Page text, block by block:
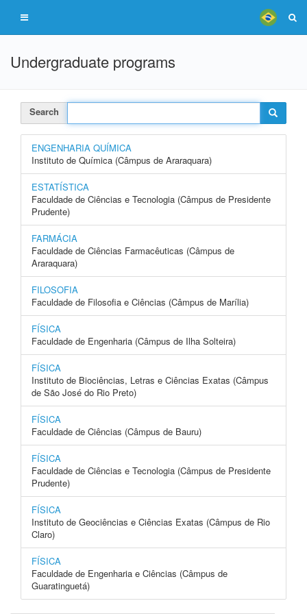
Undergraduate programs
Search
ENGENHARIA QUÍMICA
Instituto de Química (Câmpus de Araraquara)
ESTATÍSTICA
Faculdade de Ciências e Tecnologia (Câmpus de Presidente
Prudente)
FARMÁCIA
Faculdade de Ciências Farmacêuticas (Câmpus de
Araraquara)
FILOSOFIA
Faculdade de Filosofia e Ciências (Câmpus de Marília)
FÍSICA
Faculdade de Engenharia (Câmpus de Ilha Solteira)
FÍSICA
Instituto de Biociências, Letras e Ciências Exatas (Câmpus
de São José do Rio Preto)
FÍSICA
Faculdade de Ciências (Câmpus de Bauru)
FÍSICA
Faculdade de Ciências e Tecnologia (Câmpus de Presidente
Prudente)
FÍSICA
Instituto de Geociências e Ciências Exatas (Câmpus de Rio
Claro)
FÍSICA
Faculdade de Engenharia e Ciências (Câmpus de
Guaratinguetá)